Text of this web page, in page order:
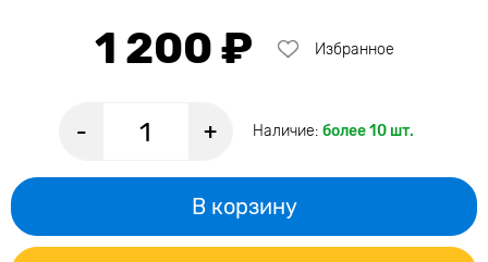
1 200 ₽ Избранное
- + Наличие: более 10 шт.
В корзину